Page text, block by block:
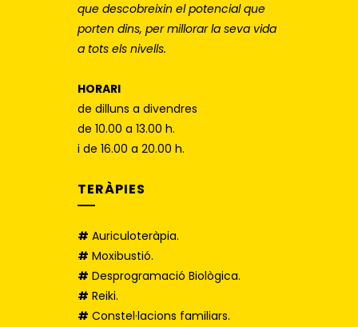
que descobreixin el potencial que
porten dins, per millorar la seva vida
a tots els nivells.
HORARI
de dilluns a divendres
de 10.00 a 13.00 h.
i de 16.00 a 20.00 h.
TERÀPIES
# Auriculoteràpia.
# Moxibustió.
# Desprogramació Biològica.
# Reiki.
# Constel·lacions familiars.